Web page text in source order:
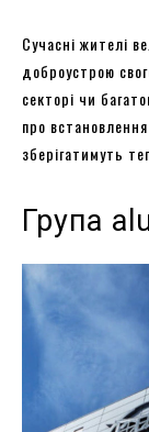
Сучасні жителі
доброустрою
секторі чи
про
зберігатимуть
Група